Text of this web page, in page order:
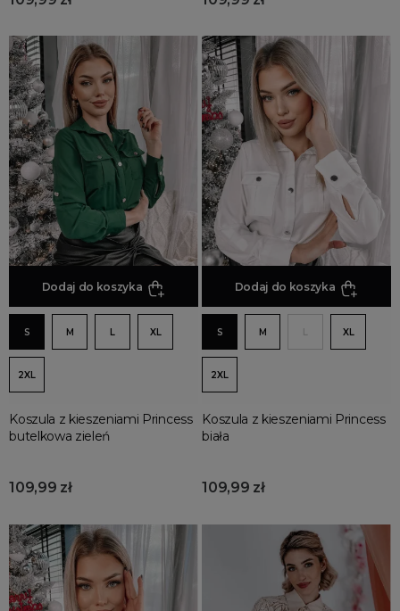
wizytowe
wyszczuplające
RĘKAW
z długim rękawem
z ozdobnymi rękawami
MORE FILTERS
Dodaj do koszyka
S M L XL
2XL
Koszula z kieszeniami Princess
butelkowa zieleń
109,99 zł
Dodaj do koszyka
S M L XL
2XL
Koszula z kieszeniami Princess
biała
109,99 zł